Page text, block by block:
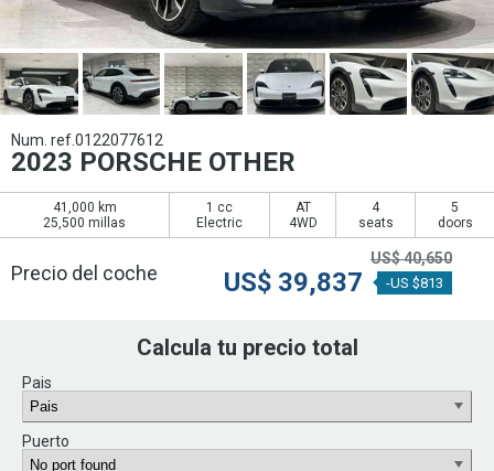
Num. ref.0122077612
2023 PORSCHE OTHER
41,000 km
25,500 millas
1 cc
Electric
AT
4WD
4
seats
5
doors
Precio del coche
US$40,650
US$ 39,837 -US $813
Calcula tu precio total
Pais
Puerto